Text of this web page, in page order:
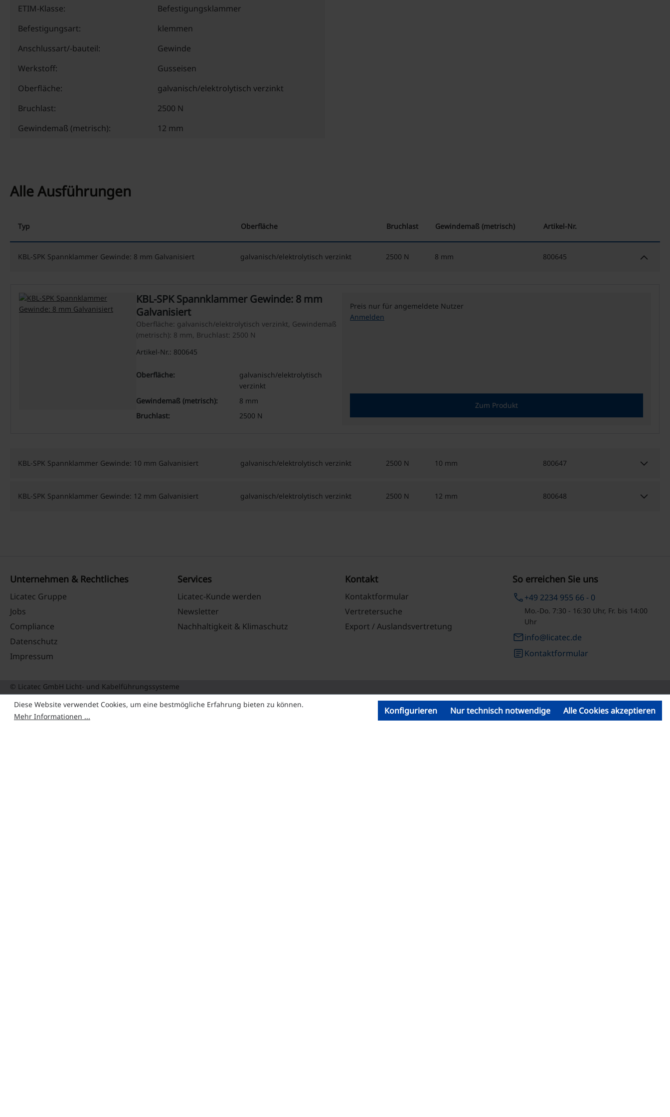
ETIM-Klasse:
Befestigungsklammer
Befestigungsart:
klemmen
Anschlussart/-bauteil:
Gewinde
Werkstoff:
Gusseisen
Oberfläche:
galvanisch/elektrolytisch verzinkt
Bruchlast:
2500 N
Gewindemaß (metrisch):
12 mm
Alle Ausführungen
Typ Oberfläche Bruchlast Gewindemaß (metrisch) Artikel-Nr.
KBL-SPK Spannklammer Gewinde: 8 mm Galvanisiert galvanisch/elektrolytisch verzinkt 2500 N 8 mm 800645 keyboard_arrow_down
KBL-SPK Spannklammer Gewinde: 8 mm
Galvanisiert
Oberfläche: galvanisch/elektrolytisch verzinkt, Gewindemaß
(metrisch): 8 mm, Bruchlast: 2500 N
Artikel-Nr.: 800645
Oberfläche:
galvanisch/elektrolytisch
verzinkt
Gewindemaß (metrisch):
8 mm
Bruchlast:
2500 N
Preis nur für angemeldete Nutzer
Anmelden
Zum Produkt
KBL-SPK Spannklammer Gewinde: 10 mm Galvanisiert galvanisch/elektrolytisch verzinkt 2500 N 10 mm 800647 keyboard_arrow_down
KBL-SPK Spannklammer Gewinde: 12 mm Galvanisiert galvanisch/elektrolytisch verzinkt 2500 N 12 mm 800648 keyboard_arrow_down
So erreichen Sie uns
phone+49 2234 955 66 - 0
Mo.-Do. 7:30 - 16:30 Uhr, Fr. bis 14:00
Uhr
emailinfo@licatec.de
articleKontaktformular
Unternehmen & Rechtliches
Licatec Gruppe
Jobs
Compliance
Datenschutz
Impressum
Services
Licatec-Kunde werden
Newsletter
Nachhaltigkeit & Klimaschutz
Kontakt
Kontaktformular
Vertretersuche
Export / Auslandsvertretung
© Licatec GmbH Licht- und Kabelführungssysteme
Diese Website verwendet Cookies, um eine bestmögliche Erfahrung bieten zu können.
Mehr Informationen ...
Nur technisch notwendige
Konfigurieren Alle Cookies akzeptieren